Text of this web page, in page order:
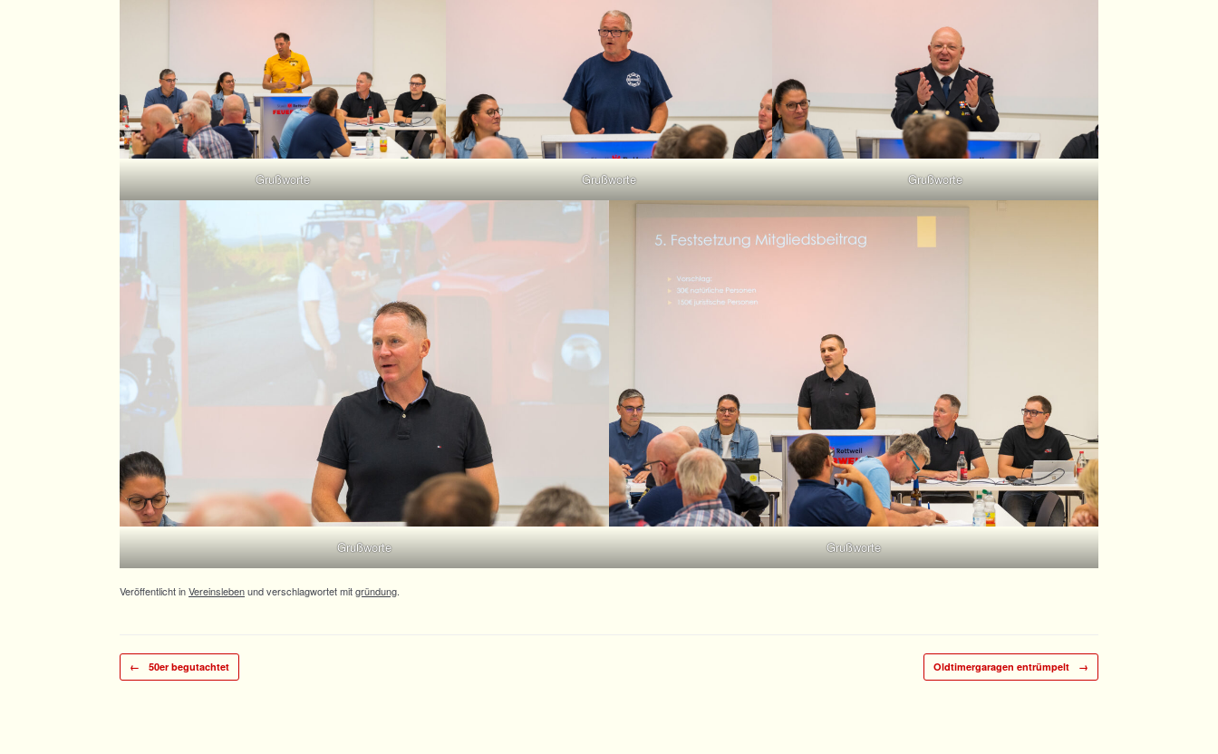
Grußworte Grußworte Grußworte
Grußworte Grußworte
Veröffentlicht inVereinslebenund verschlagwortet mitgründung.
Beitragsnavigation
← 50er begutachtet Oldtimergaragen entrümpelt →